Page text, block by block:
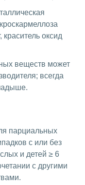
краситель оксид
веществ может
всегда
парциальных
с или без
и детей ≥ 6
с другими